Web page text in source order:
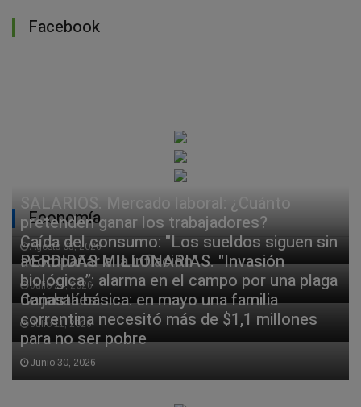
Facebook
Economía
SALARIOS. Mercado laboral: ¿Cuánto
pretenden ganar los trabajadores?
Agosto 03, 2026
Caída del consumo: "Los sueldos siguen sin
acompañar a la inflación"
Julio 24, 2026
PERDIDAS MILLONARIAS. "Invasión
biológica”: alarma en el campo por una plaga
de jabalíes
Julio 11, 2026
Canasta básica: en mayo una familia
correntina necesitó más de $1,1 millones
para no ser pobre
Junio 30, 2026